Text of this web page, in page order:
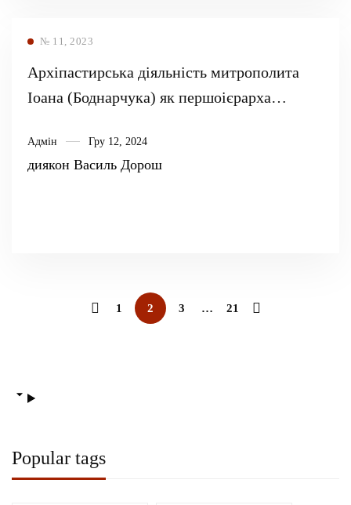
№ 11, 2023
Архіпастирська діяльність митрополита
Іоана (Боднарчука) як першоієрарха
Адмін Гру 12, 2024
диякон Василь Дорош
1 2 3 … 21
Popular tags